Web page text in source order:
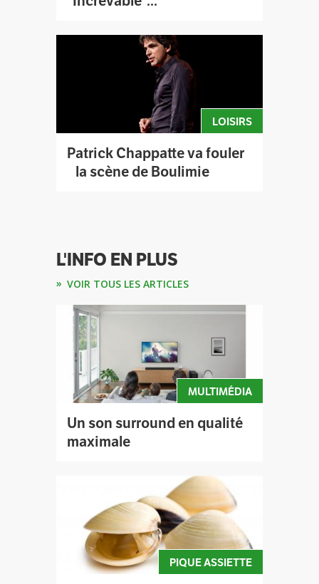
LOISIRS
Patrick Chappatte va fouler
la scène de Boulimie
L'INFO EN PLUS
MULTIMÉDIA
Un son surround en qualité
maximale
PIQUE ASSIETTE
VOIR TOUS LES ARTICLES